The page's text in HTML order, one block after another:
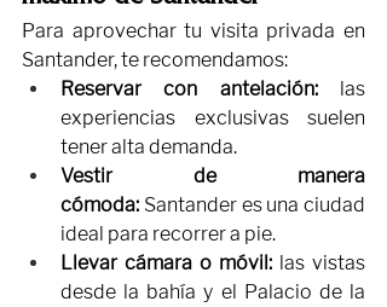
Para aprovechar tu visita privada en
Santander, te recomendamos:
Reservar con antelación: las
experiencias exclusivas suelen
tener alta demanda.
Vestir de manera
cómoda: Santander es una ciudad
ideal para recorrer a pie.
Llevar cámara o móvil: las vistas
desde la bahía y el Palacio de la